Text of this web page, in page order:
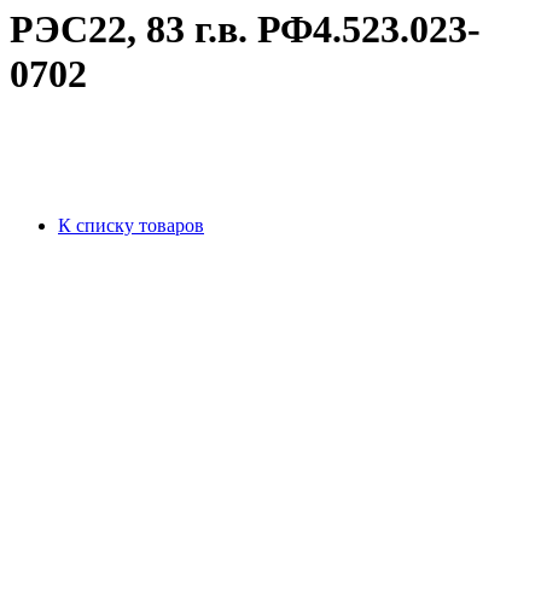
РЭС22, 83 г.в. РФ4.523.023-
0702
К списку товаров